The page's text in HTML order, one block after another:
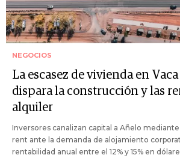
NEGOCIOS
La escasez de vivienda en
dispara la construcción y las
alquiler
Inversores canalizan capital a Añelo
rent ante la demanda de alojamiento
rentabilidad anual entre el 12% y 15% en